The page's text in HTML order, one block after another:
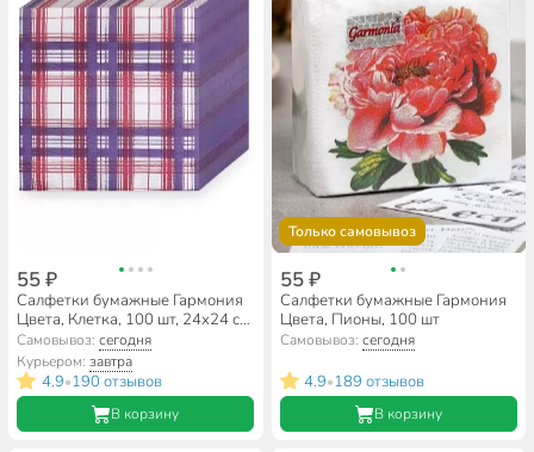
55 ₽
Салфетки бумажные Гармония
Цвета, Клетка, 100 шт, 24х24 см,
в ассортименте
Самовывоз:сегодня
Курьером:завтра
4.9•190 отзывов
В корзину
Только самовывоз
55 ₽
Салфетки бумажные Гармония
Цвета, Пионы, 100 шт
Самовывоз: сегодня
4.9•189 отзывов
В корзину